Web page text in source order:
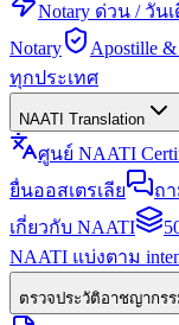
Notary ด่วน / วันเ
Notary
Apostille
ทุกประเทศ
NAATI Translation
ศูนย์ NAATI
ยื่นออสเตรเลีย
ถ
เกี่ยวกับ NAATI
NAATI แบ่งตาม
ตรวจประวัติอาชญากร